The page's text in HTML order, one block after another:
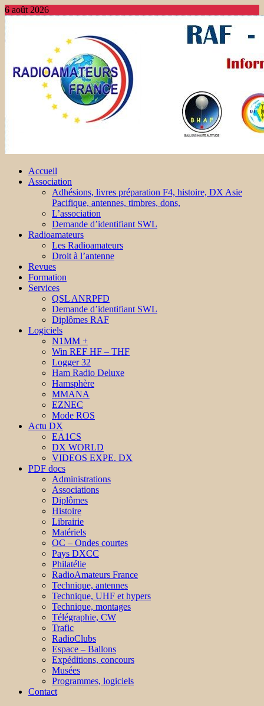
6 août 2026
Accueil
Association
Adhésions, livres préparation F4, histoire, DX Asie
Pacifique, antennes, timbres, dons,
L’association
Demande d’identifiant SWL
Radioamateurs
Les Radioamateurs
Droit à l’antenne
Revues
Formation
Services
QSL ANRPFD
Demande d’identifiant SWL
Diplômes RAF
Logiciels
N1MM +
Win REF HF – THF
Logger 32
Ham Radio Deluxe
Hamsphère
MMANA
EZNEC
Mode ROS
Actu DX
EA1CS
DX WORLD
VIDEOS EXPE. DX
PDF docs
Administrations
Associations
Diplômes
Histoire
Librairie
Matériels
OC – Ondes courtes
Pays DXCC
Philatélie
RadioAmateurs France
Technique, antennes
Technique, UHF et hypers
Technique, montages
Télégraphie, CW
Trafic
RadioClubs
Espace – Ballons
Expéditions, concours
Musées
Programmes, logiciels
Contact